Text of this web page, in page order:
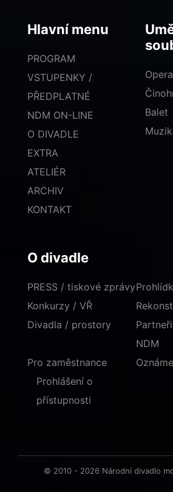
Hlavní menu
PROGRAM
VSTUPENKY /
PŘEDPLATNÉ
NDM ON-LINE
O DIVADLE
EXTRA
ATELIÉR
ARCHIV
KONTAKT
Opera
Balet
O divadle
PRESS / tiskové zprávy
Konkurzy / VŘ
Divadla / prostory
NDM
Pro zaměstnance
Prohlášení o
přístupnosti
© 2010 - 2026 Národní divadlo